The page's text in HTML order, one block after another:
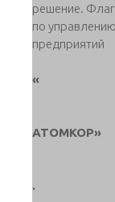
решение.
по
предприятий
«
АТОМКОР»
.